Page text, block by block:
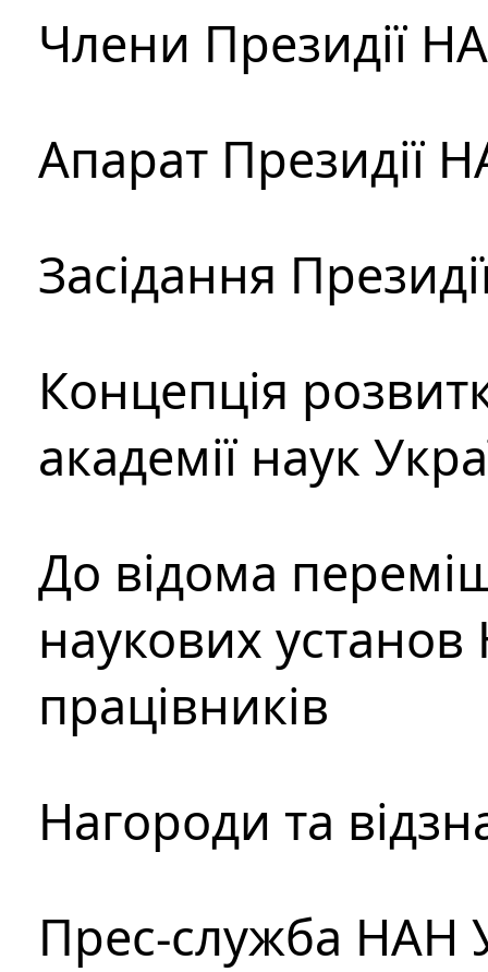
Члени Президії
Апарат Президії
Засідання
Концепція
академії наук
До відома
наукових установ
працівників
Нагороди та
Прес-служба НАН